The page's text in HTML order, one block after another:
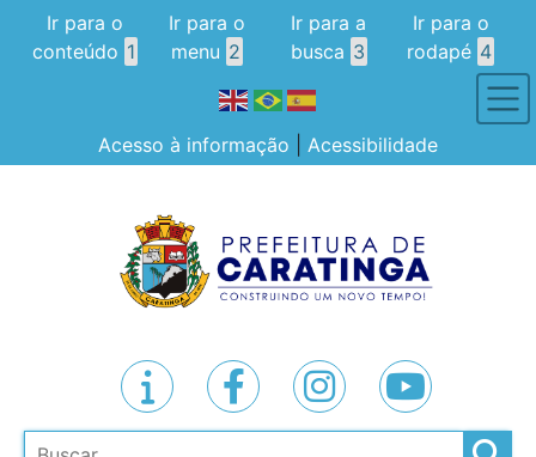
Ir para o
conteúdo 1
Ir para o
menu 2
Ir para a
busca 3
Ir para o
rodapé 4
Acesso à informação Acessibilidade
Pesquisar